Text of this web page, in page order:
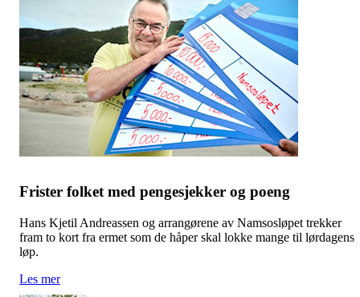
Frister folket med pengesjekker og poeng
Hans Kjetil Andreassen og arrangørene av Namsosløpet trekker
fram to kort fra ermet som de håper skal lokke mange til lørdagens
løp.
Les mer